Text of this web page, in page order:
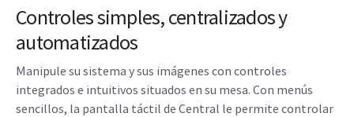
Controles simples, centralizados y
automatizados
Manipule su sistema y sus imágenes con controles
integrados e intuitivos situados en su mesa. Con menús
sencillos, la pantalla táctil de Central le permite controlar